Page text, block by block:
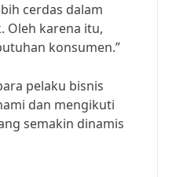
cerdas dalam
Oleh karena itu,
konsumen.”
pelaku bisnis
dan mengikuti
semakin dinamis